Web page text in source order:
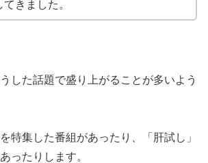
きました。
した話題で盛り上がることが多いよう
特集した番組があったり、「 肝試し」
ったりします。